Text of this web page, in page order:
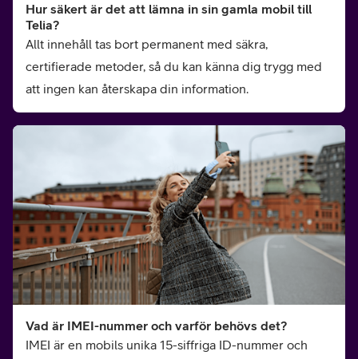
Hur säkert är det att lämna in sin gamla mobil till
Telia?
Allt innehåll tas bort permanent med säkra,
certifierade metoder, så du kan känna dig trygg med
att ingen kan återskapa din information.
Vad är IMEI-nummer och varför behövs det?
IMEI är en mobils unika 15-siffriga ID-nummer och